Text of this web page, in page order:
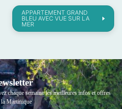
APPARTEMENT GRAND
BLEU AVEC VUE SUR LA
MER
chaque semaine les meilleures infos et offres
la Martinique